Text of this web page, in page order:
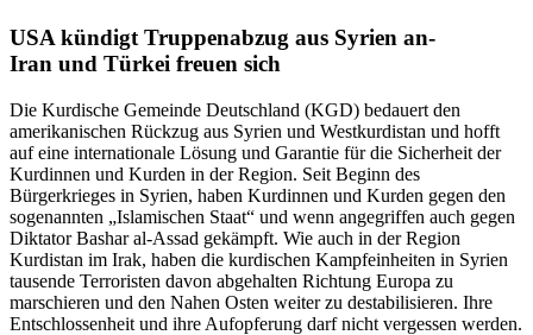
USA kündigt Truppenabzug aus Syrien an-
Iran und Türkei freuen sich
Die Kurdische Gemeinde Deutschland (KGD) bedauert den
amerikanischen Rückzug aus Syrien und Westkurdistan und hofft
auf eine internationale Lösung und Garantie für die Sicherheit der
Kurdinnen und Kurden in der Region. Seit Beginn des
Bürgerkrieges in Syrien, haben Kurdinnen und Kurden gegen den
sogenannten „Islamischen Staat“ und wenn angegriffen auch gegen
Diktator Bashar al-Assad gekämpft. Wie auch in der Region
Kurdistan im Irak, haben die kurdischen Kampfeinheiten in Syrien
tausende Terroristen davon abgehalten Richtung Europa zu
marschieren und den Nahen Osten weiter zu destabilisieren. Ihre
Entschlossenheit und ihre Aufopferung darf nicht vergessen werden.